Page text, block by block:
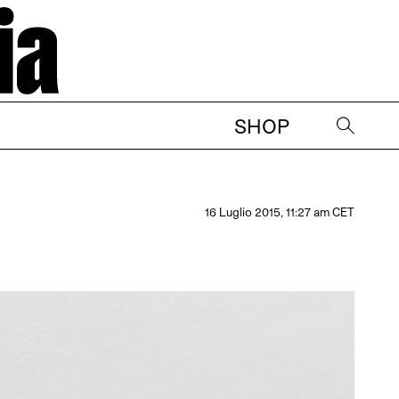
SHOP
→
16 Luglio 2015, 11:27 am CET